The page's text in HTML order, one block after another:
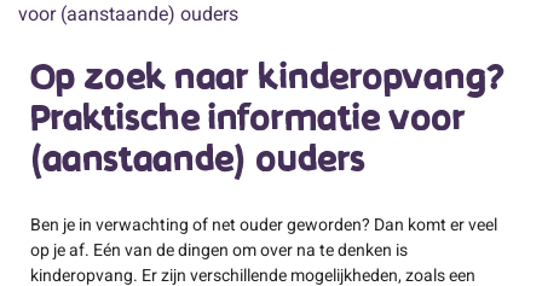
voor (aanstaande) ouders
Op zoek naar kinderopvang?
Praktische informatie voor
(aanstaande) ouders
Ben je in verwachting of net ouder geworden? Dan komt er veel
op je af. Eén van de dingen om over na te denken is
kinderopvang. Er zijn verschillende mogelijkheden, zoals een